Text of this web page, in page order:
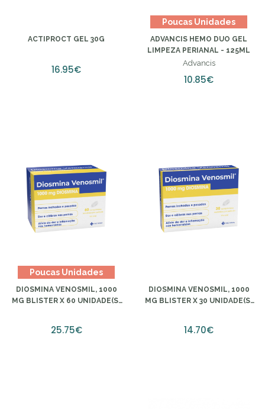
ACTIPROCT GEL 30G
16.95€
Poucas Unidades
ADVANCIS HEMO DUO GEL
LIMPEZA PERIANAL - 125ML
Advancis
10.85€
Poucas Unidades
DIOSMINA VENOSMIL, 1000
MG BLISTER X 60 UNIDADE(S)
25.75€
DIOSMINA VENOSMIL, 1000
MG BLISTER X 30 UNIDADE(S)
14.70€